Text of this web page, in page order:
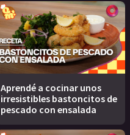
Aprendé a cocinar unos
irresistibles bastoncitos de
pescado con ensalada